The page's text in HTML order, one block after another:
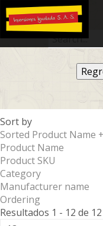
Sort by
Sorted Product Name
Product Name
Product SKU
Category
Manufacturer name
Ordering
Resultados 1 - 12 de 12